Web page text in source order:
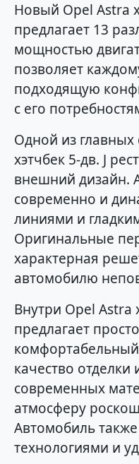
Новый Opel Astra
предлагает 13
мощностью
позволяет
подходящую
с его
Одной из главных
хэтчбек 5-дв. J
внешний дизайн.
современно и
линиями и
Оригинальные
характерная
автомобилю
Внутри Opel Astra
предлагает
качество отделки
современных
атмосферу
Автомобиль
технологиями и